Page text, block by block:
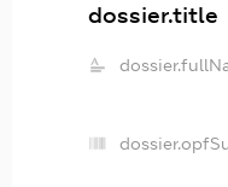
dossier.title